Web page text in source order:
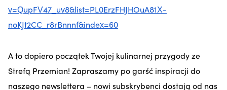
v=QupFV47_uv8&list=PL0ErzFHJHOuA81X-
noKJt2CC_r8rBnnnf&index=60
A to dopiero początek Twojej kulinarnej przygody ze
Strefą Przemian! Zapraszamy po garść inspiracji do
naszego newslettera – nowi subskrybenci dostają od nas